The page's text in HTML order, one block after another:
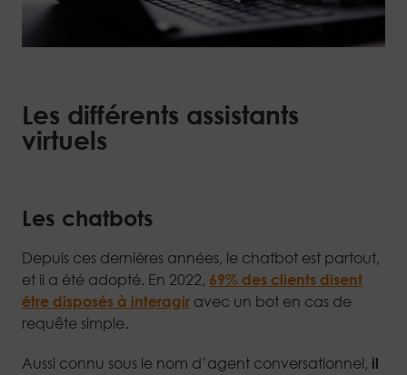
Les différents assistants
virtuels
Les chatbots
Depuis ces dernières années, le chatbot est partout,
et il a été adopté. En 2022, 69% des clients disent
être disposés à interagiravec un bot en cas de
requête simple.
Aussi connu sous le nom d’agent conversationnel, il